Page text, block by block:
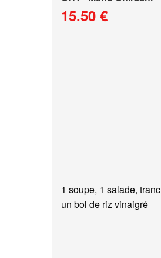
15.50 €
1 soupe, 1 salade,
un bol de riz vinaigré